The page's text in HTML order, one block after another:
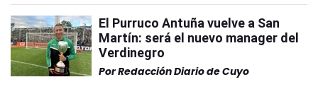
El Purruco Antuña vuelve a San
Martín: será el nuevo manager del
Verdinegro
PorRedacción Diario de Cuyo